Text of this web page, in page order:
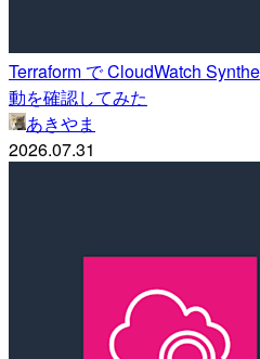
Terraform で CloudWatch
動を確認してみた
あきやま
2026.07.31